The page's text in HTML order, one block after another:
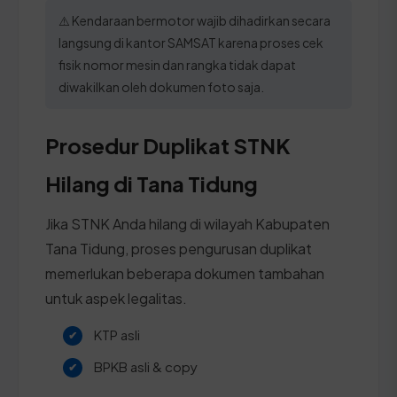
⚠️ Kendaraan bermotor wajib dihadirkan secara
langsung di kantor SAMSAT karena proses cek
fisik nomor mesin dan rangka tidak dapat
diwakilkan oleh dokumen foto saja.
Prosedur Duplikat STNK
Hilang di Tana Tidung
Jika STNK Anda hilang di wilayah Kabupaten
Tana Tidung, proses pengurusan duplikat
memerlukan beberapa dokumen tambahan
untuk aspek legalitas.
KTP asli
BPKB asli & copy